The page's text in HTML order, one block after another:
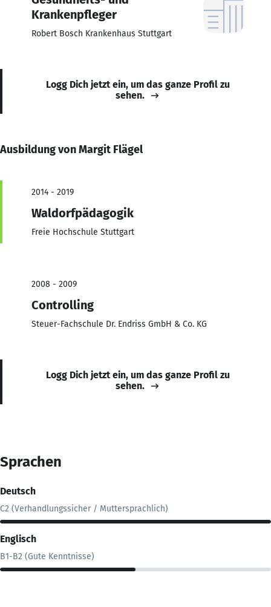
Krankenpfleger
Robert Bosch Krankenhaus Stuttgart
Logg Dich jetzt ein, um das ganze Profil zu
sehen.
Ausbildung von Margit Flägel
2014 - 2019
Waldorfpädagogik
Freie Hochschule Stuttgart
2008 - 2009
Controlling
Steuer-Fachschule Dr. Endriss GmbH & Co. KG
Logg Dich jetzt ein, um das ganze Profil zu
sehen.
Sprachen
Deutsch
C2 (Verhandlungssicher / Muttersprachlich)
Englisch
B1-B2 (Gute Kenntnisse)